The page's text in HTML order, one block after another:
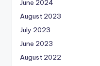
June 2024
August 2023
July 2023
June 2023
August 2022